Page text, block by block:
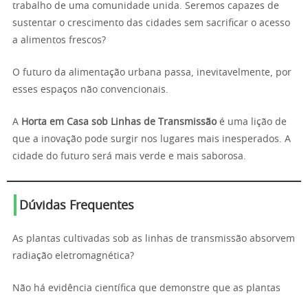
trabalho de uma comunidade unida. Seremos capazes de
sustentar o crescimento das cidades sem sacrificar o acesso
a alimentos frescos?
O futuro da alimentação urbana passa, inevitavelmente, por
esses espaços não convencionais.
A Horta em Casa sob Linhas de Transmissãoé uma lição de
que a inovação pode surgir nos lugares mais inesperados. A
cidade do futuro será mais verde e mais saborosa.
Dúvidas Frequentes
As plantas cultivadas sob as linhas de transmissão absorvem
radiação eletromagnética?
Não há evidência científica que demonstre que as plantas